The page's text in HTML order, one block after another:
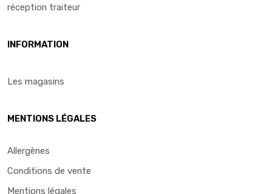
réception traiteur
INFORMATION
Les magasins
MENTIONS LÉGALES
Allergènes
Conditions de vente
Mentions légales